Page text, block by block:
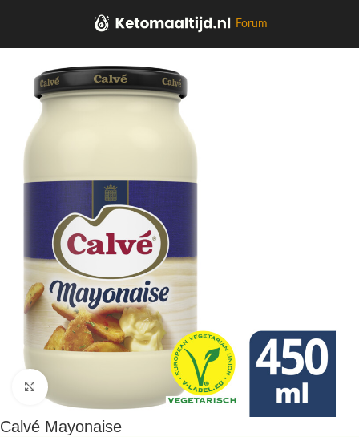
Forum
Klik om te vergroten
Calvé Mayonaise